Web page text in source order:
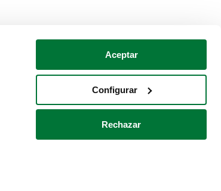
Aceptar
Configurar
Rechazar